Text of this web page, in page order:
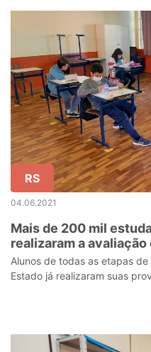
RS
04.06.2021
Mais de 200 mil
realizaram a
RS”
Alunos de todas as etapas
Estado já realizaram suas